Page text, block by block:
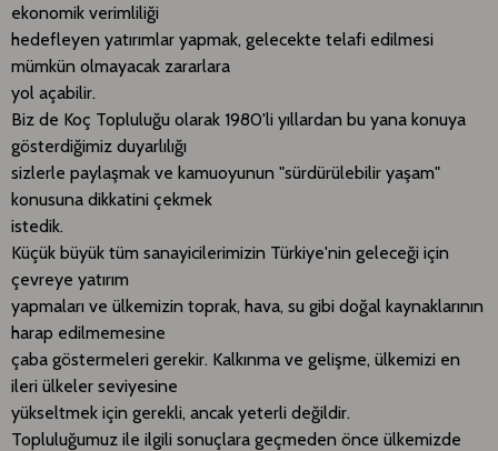
ekonomik verimliliği
hedefleyen yatırımlar yapmak, gelecekte telafi edilmesi
mümkün olmayacak zararlara
yol açabilir.
Biz de Koç Topluluğu olarak 1980'li yıllardan bu yana konuya
gösterdiğimiz duyarlılığı
sizlerle paylaşmak ve kamuoyunun "sürdürülebilir yaşam"
konusuna dikkatini çekmek
istedik.
Küçük büyük tüm sanayicilerimizin Türkiye'nin geleceği için
çevreye yatırım
yapmaları ve ülkemizin toprak, hava, su gibi doğal kaynaklarının
harap edilmemesine
çaba göstermeleri gerekir. Kalkınma ve gelişme, ülkemizi en
ileri ülkeler seviyesine
yükseltmek için gerekli, ancak yeterli değildir.
Topluluğumuz ile ilgili sonuçlara geçmeden önce ülkemizde